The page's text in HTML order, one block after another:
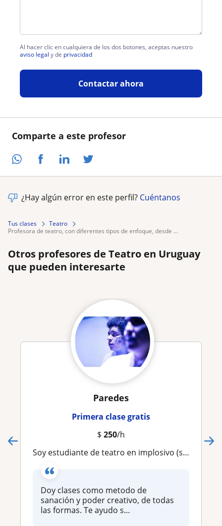
Comparte a este profesor
Al hacer clic en cualquiera de los dos botones, aceptas nuestro
aviso legal y de privacidad
Contactar ahora
¿Hay algún error en este perfil? Cuéntanos
Tus clases
Teatro
profesora de teatro, con diferentes tipos de enfoque, desde ...
Otros profesores de Teatro en Uruguay
que pueden interesarte
Paredes
Primera clase gratis
$ 250/h
Soy estudiante de teatro en implosivo (segundo año). Doy clases como metodo de sanación y poder creativo, de todas las formas
Doy clases como metodo de
sanación y poder creativo, de todas
las formas. Te ayudo s...